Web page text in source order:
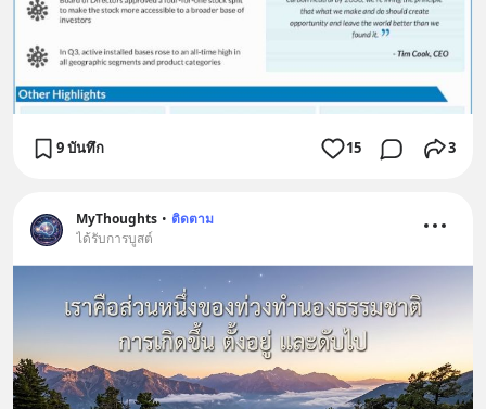
9 บันทึก 15 3
MyThoughts • ติดตาม
ได้รับการบูสต์